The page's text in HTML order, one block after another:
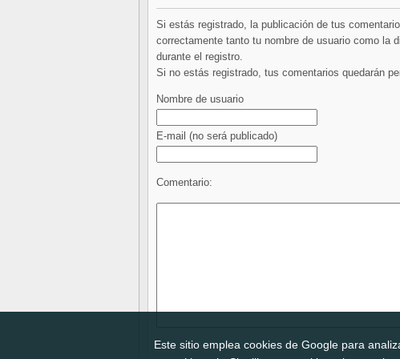
Este sitio emplea cookies de Google para
Si estás registrado, la publicación de tus
correctamente tanto tu nombre de usuario como la
durante el registro.
Si no estás registrado, tus comentarios quedarán
Nombre de usuario
E-mail (no será publicado)
Comentario: